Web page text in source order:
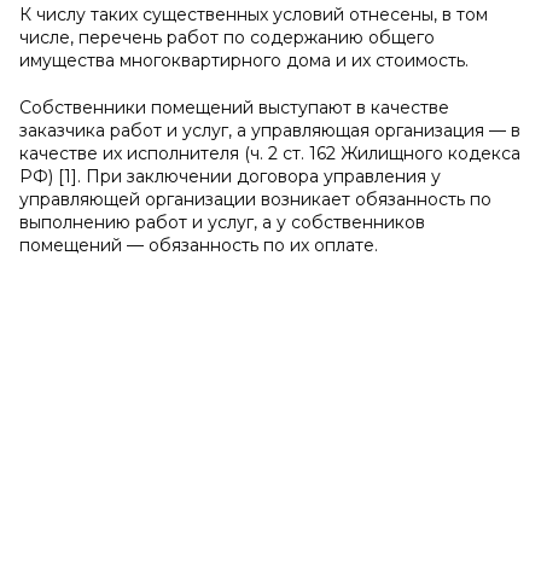
К числу таких существенных условий отнесены, в том
числе, перечень работ по содержанию общего
имущества многоквартирного дома и их стоимость.
Собственники помещений выступают в качестве
заказчика работ и услуг, а управляющая организация — в
качестве их исполнителя (ч. 2 ст. 162 Жилищного кодекса
РФ) [1]. При заключении договора управления у
управляющей организации возникает обязанность по
выполнению работ и услуг, а у собственников
помещений — обязанность по их оплате.